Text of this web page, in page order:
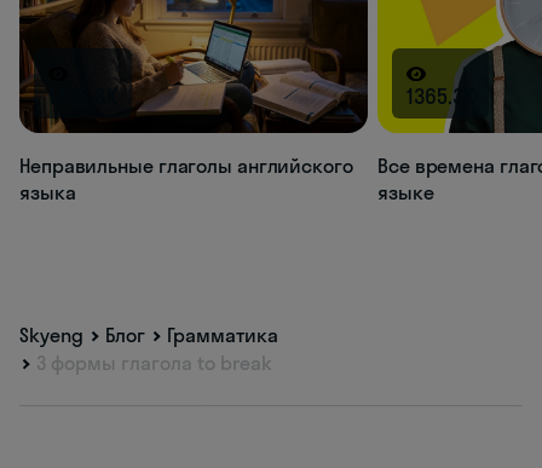
1436.8K
Неправильные глаголы английского
языка
1365.3K
Все времена
языке
Skyeng Блог
Грамматика
3 формы глагола to break